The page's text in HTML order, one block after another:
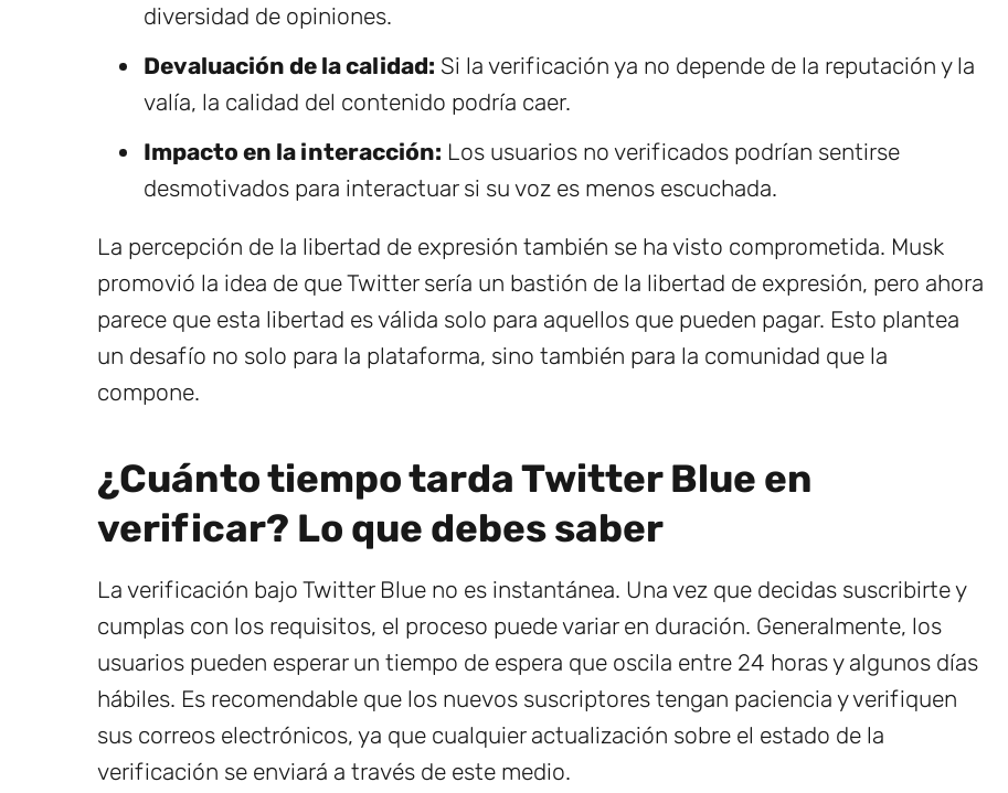
diversidad de opiniones.
Devaluación de la calidad: Si la verificación ya no depende de la reputación y la
valía, la calidad del contenido podría caer.
Impacto en la interacción: Los usuarios no verificados podrían sentirse
desmotivados para interactuar si su voz es menos escuchada.
La percepción de la libertad de expresión también se ha visto comprometida. Musk
promovió la idea de que Twitter sería un bastión de la libertad de expresión, pero ahora
parece que esta libertad es válida solo para aquellos que pueden pagar. Esto plantea
un desafío no solo para la plataforma, sino también para la comunidad que la
compone.
¿Cuánto tiempo tarda Twitter Blue en
verificar? Lo que debes saber
La verificación bajo Twitter Blue no es instantánea. Una vez que decidas suscribirte y
cumplas con los requisitos, el proceso puede variar en duración. Generalmente, los
usuarios pueden esperar un tiempo de espera que oscila entre 24 horas y algunos días
hábiles. Es recomendable que los nuevos suscriptores tengan paciencia y verifiquen
sus correos electrónicos, ya que cualquier actualización sobre el estado de la
verificación se enviará a través de este medio.